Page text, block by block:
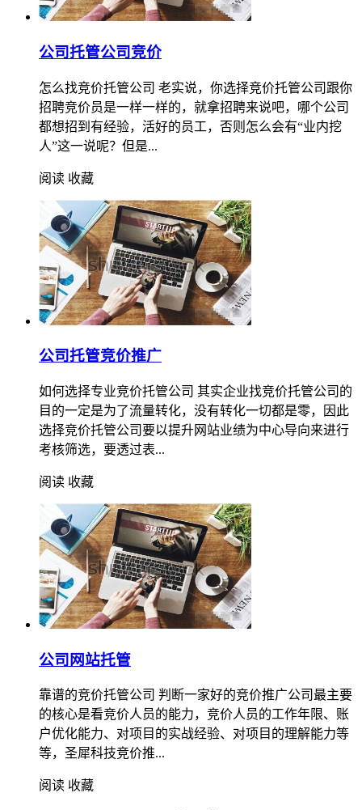
公司托管公司竞价
怎么找竞价托管公司 老实说，你选择竞价托管公司跟你
招聘竞价员是一样一样的，就拿招聘来说吧，哪个公司
都想招到有经验，活好的员工，否则怎么会有“业内挖
人”这一说呢？但是...
阅读 收藏
公司托管竞价推广
如何选择专业竞价托管公司 其实企业找竞价托管公司的
目的一定是为了流量转化，没有转化一切都是零，因此
选择竞价托管公司要以提升网站业绩为中心导向来进行
考核筛选，要透过表...
阅读 收藏
公司网站托管
靠谱的竞价托管公司 判断一家好的竞价推广公司最主要
的核心是看竞价人员的能力，竞价人员的工作年限、账
户优化能力、对项目的实战经验、对项目的理解能力等
等，圣犀科技竞价推...
阅读 收藏